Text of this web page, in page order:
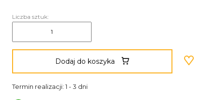
Liczba sztuk:
Dodaj do koszyka
Termin realizacji: 1 - 3 dni